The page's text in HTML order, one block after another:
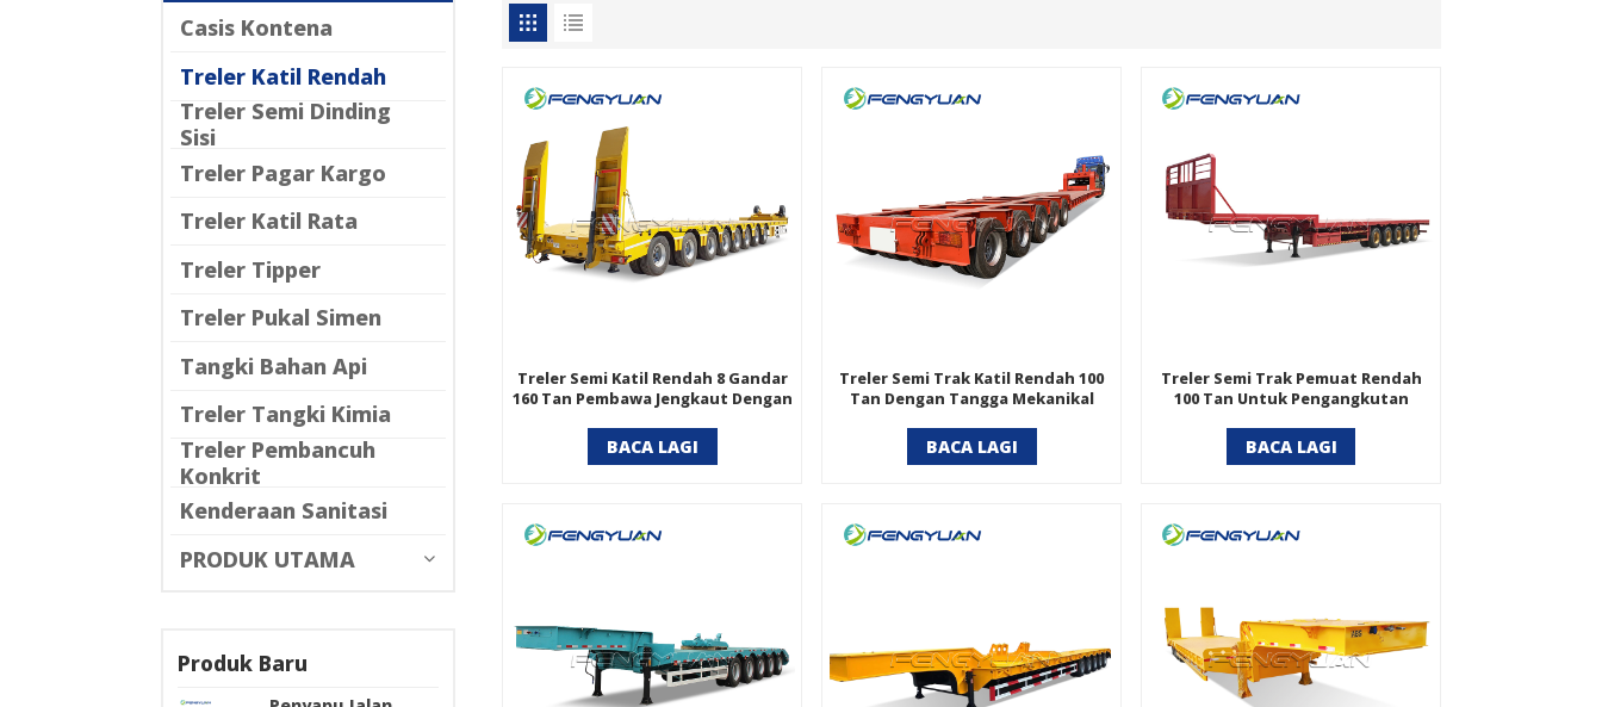
Casis Kontena
Treler Katil Rendah
Treler Semi Dinding
Sisi
Treler Pagar Kargo
Treler Katil Rata
Treler Tipper
Treler Pukal Simen
Tangki Bahan Api
Treler Tangki Kimia
Treler Pembancuh
Konkrit
Kenderaan Sanitasi
PRODUK UTAMA
Produk Baru
Treler Semi Katil Rendah 8 Gandar
160 Tan Pembawa Jengkaut Dengan
BACA LAGI
Treler Semi Trak Katil Rendah 100
Tan Dengan Tangga Mekanikal
BACA LAGI
Treler Semi Trak Pemuat Rendah
100 Tan Untuk Pengangkutan
BACA LAGI